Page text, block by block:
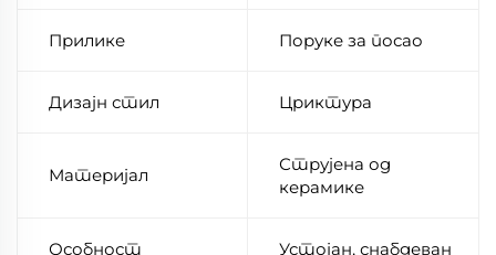
Прилике Поруке за посао
Дизајн стил Цриктура
Материјал
Струјена од
керамике
Особност Устојан, снабдеван